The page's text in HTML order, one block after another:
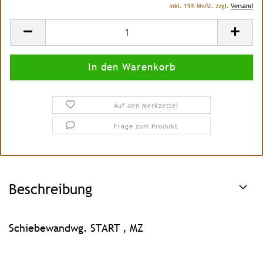
inkl. 19% MwSt. zzgl. Versand
Auf den Merkzettel
Frage zum Produkt
Beschreibung
Schiebewandwg. START , MZ